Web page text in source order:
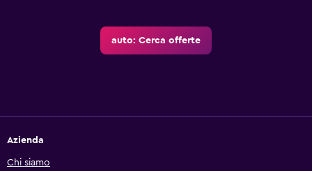
auto: Cerca offerte
Azienda
Chi siamo